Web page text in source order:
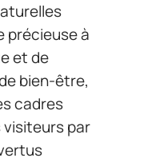
précieuse à
et de
bien-être,
cadres
par